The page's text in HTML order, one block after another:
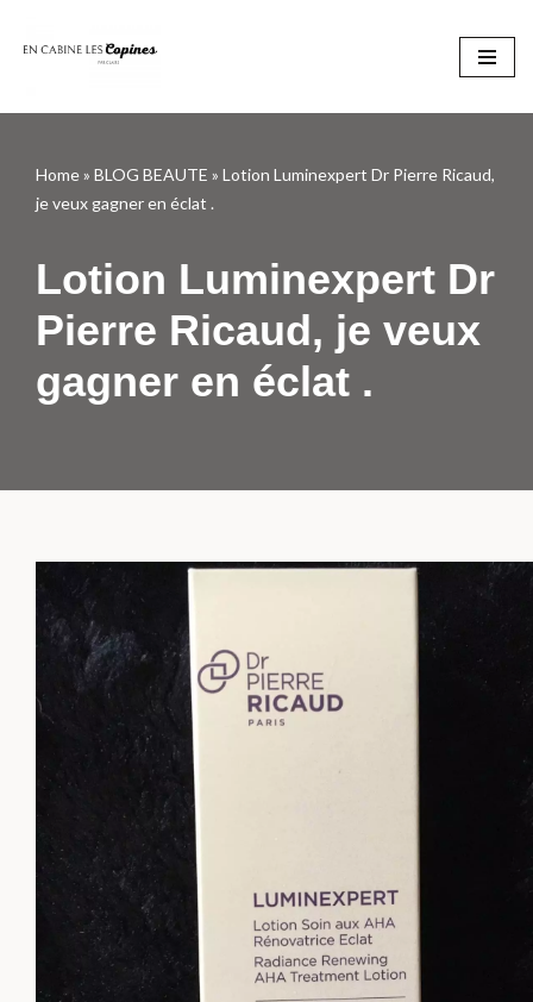
Home» BLOG BEAUTE » Lotion Luminexpert Dr Pierre Ricaud,
je veux gagner en éclat .
Lotion Luminexpert Dr
Pierre Ricaud, je veux
gagner en éclat .